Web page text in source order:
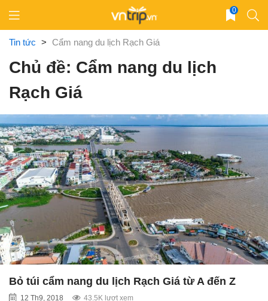
content
0
Tin tức > Cẩm nang du lịch Rạch Giá
Chủ đề: Cẩm nang du lịch
Rạch Giá
Bỏ túi cẩm nang du lịch Rạch Giá từ A đến Z
12 Th9, 2018 43.5K lượt xem